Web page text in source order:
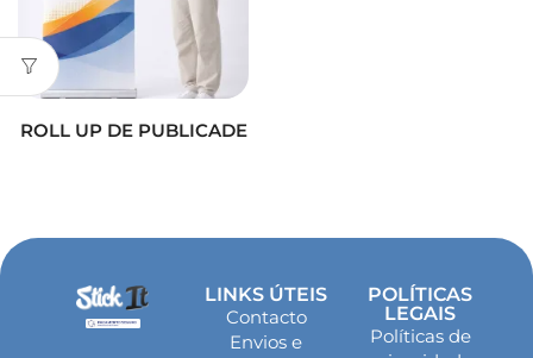
ROLL UP DE PUBLICADE
LINKS ÚTEIS
Contacto
Envios e
POLÍTICAS
LEGAIS
Políticas de